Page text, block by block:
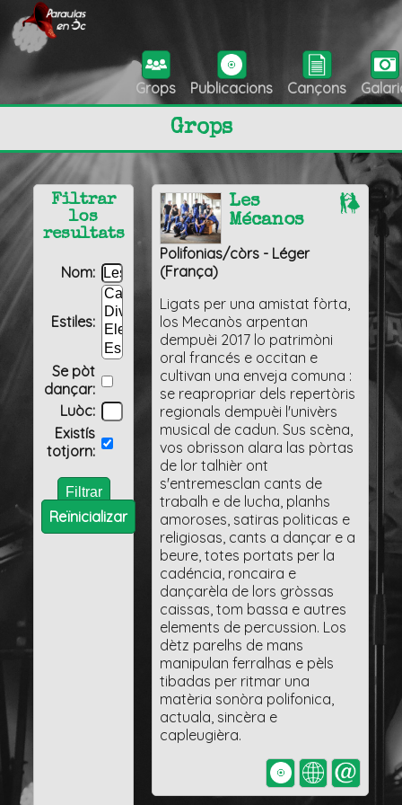
Grops Publicacions Cançons
Grops
Les
Mécanos
Polifonias/còrs - Léger
(França)
Ligats per una amistat fòrta,
los Mecanòs arpentan
dempuèi 2017 lo patrimòni
oral francés e occitan e
cultivan una enveja comuna :
se reapropriar dels repertòris
regionals dempuèi l'univèrs
musical de cadun. Sus scèna,
vos obrisson alara las pòrtas
de lor talhièr ont
s'entremesclan cants de
trabalh e de lucha, planhs
amoroses, satiras politicas e
religiosas, cants a dançar e a
beure, totes portats per la
cadéncia, roncaira e
dançarèla de lors gròssas
caissas, tom bassa e autres
elements de percussion. Los
dètz parelhs de mans
manipulan ferralhas e pèls
tibadas per ritmar una
matèria sonòra polifonica,
actuala, sincèra e
capleugièra.
Filtrar
los
resultats
Nom:
Estiles:
Se pòt
dançar:
Luòc:
Existís
totjorn:
Reïnicializar